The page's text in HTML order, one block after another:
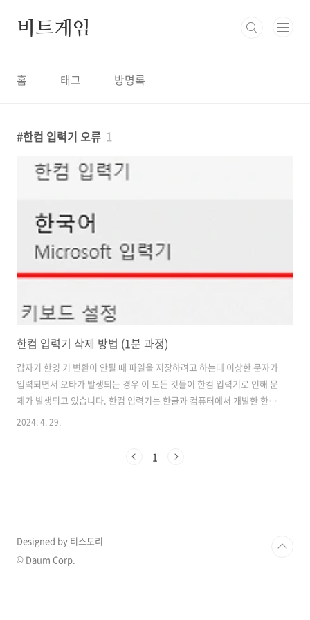
비트게임
홈 태그 방명록
한컴 입력기 오류 1
한컴 입력기 삭제 방법 (1분 과정)
갑자기 한영 키 변환이 안될 때 파일을 저장하려고 하는데 이상한 문자가
입력되면서 오타가 발생되는 경우 이 모든 것들이 한컴 입력기로 인해 문
제가 발생되고 있습니다. 한컴 입력기는 한글과 컴퓨터에서 개발한 한컴
오피스를 데스크톱에 설치하면서 동시에 설치되는 것으로 확인됩니
기 삭제 방법을 알아보도록 하겠습니다. Microsoft 입력기로 변경해
2024. 4. 29.
1
Designed by 티스토리
© Daum Corp.